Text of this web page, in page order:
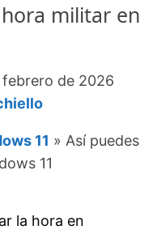
militar en
febrero de 2026
11 » Así puedes
11
la hora en